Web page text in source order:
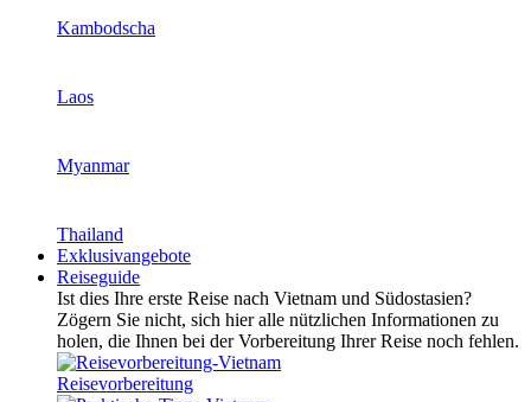
Kambodscha
Laos
Myanmar
Thailand
Exklusivangebote
Reiseguide
Ist dies Ihre erste Reise nach Vietnam und Südostasien?
Zögern Sie nicht, sich hier alle nützlichen Informationen zu
holen, die Ihnen bei der Vorbereitung Ihrer Reise noch fehlen.
Reisevorbereitung